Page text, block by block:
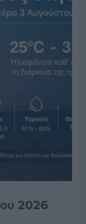
2026